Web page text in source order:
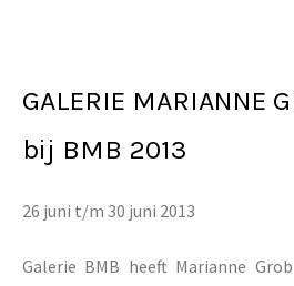
GALERIE MARIANNE
bij BMB 2013
26 juni t/m 30 juni 2013
Galerie BMB heeft Marianne